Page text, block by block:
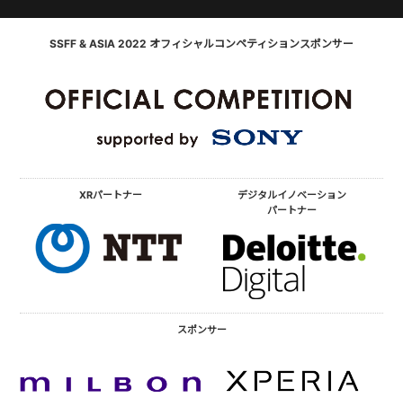
SSFF & ASIA 2022 オフィシャルコンペティションスポンサー
XRパートナー
デジタルイノベーション
パートナー
スポンサー